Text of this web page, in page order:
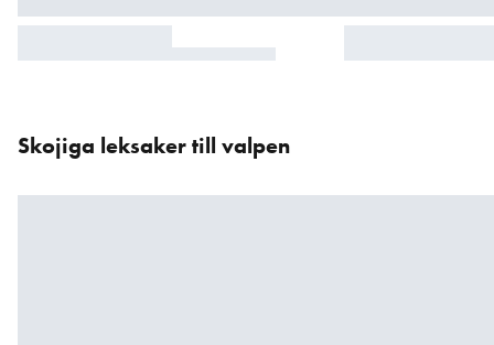
Skojiga leksaker till valpen
över
karusellen